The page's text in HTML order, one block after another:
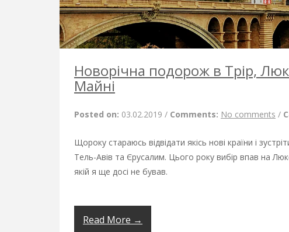
Новорічна подорож в Трір,
Майні
Posted on: 03.02.2019 / Comments: No comments /
Щороку стараюсь відвідати якісь нові країни і
Тель-Авів та Єрусалим. Цього року вибір впав на
якій я ще досі не бував.
Read More →